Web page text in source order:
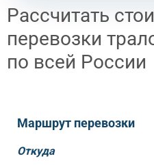
Рассчитать
перевозки
по всей России
Маршрут перевозки
Откуда